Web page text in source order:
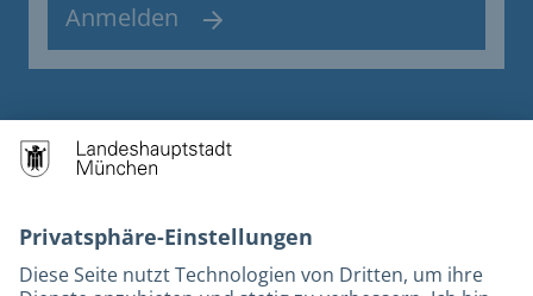
Anmelden
Kontakt